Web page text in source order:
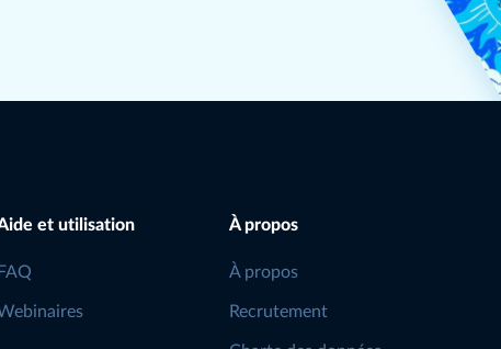
et utilisation
FAQ
À propos
À propos
Recrutement